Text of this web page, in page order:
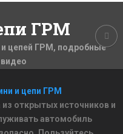
ГРМ
и цепей ГРМ, подробные
и цепи ГРМ
открытых источников и
автомобиль